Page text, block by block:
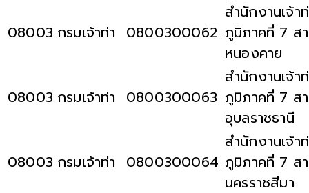
08003 กรมเจ้าท่า 0800300062
สำนักงานเจ้า
ภูมิภาคที่ 7 ส
หนองคาย
08003 กรมเจ้าท่า 0800300063
สำนักงานเจ้า
ภูมิภาคที่ 7 ส
อุบลราชธานี
08003 กรมเจ้าท่า 0800300064
สำนักงานเจ้า
ภูมิภาคที่ 7 ส
นครราชสีมา